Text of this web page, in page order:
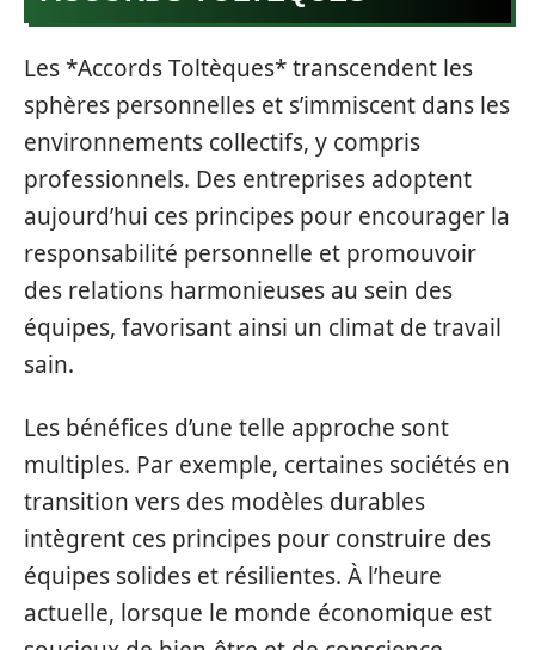
Les *Accords Toltèques* transcendent les
sphères personnelles et s’immiscent dans les
environnements collectifs, y compris
professionnels. Des entreprises adoptent
aujourd’hui ces principes pour encourager la
responsabilité personnelle et promouvoir
des relations harmonieuses au sein des
équipes, favorisant ainsi un climat de travail
sain.
Les bénéfices d’une telle approche sont
multiples. Par exemple, certaines sociétés en
transition vers des modèles durables
intègrent ces principes pour construire des
équipes solides et résilientes. À l’heure
actuelle, lorsque le monde économique est